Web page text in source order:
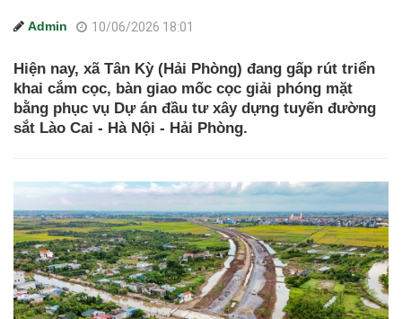
Admin 10/06/2026 18:01
Hiện nay, xã Tân Kỳ (Hải Phòng) đang gấp rút triển
khai cắm cọc, bàn giao mốc cọc giải phóng mặt
bằng phục vụ Dự án đầu tư xây dựng tuyến đường
sắt Lào Cai - Hà Nội - Hải Phòng.